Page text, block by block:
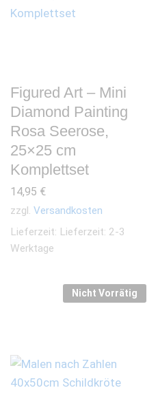
Figured Art – Mini
Diamond Painting
Rosa Seerose,
25×25 cm
Komplettset
14,95 €
zzgl. Versandkosten
Lieferzeit: Lieferzeit: 2-3
Werktage
Nicht Vorrätig